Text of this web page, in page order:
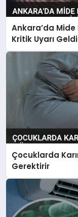
Ankara’da Mide
Kritik Uyarı Geldi
Çocuklarda
Gerektirir